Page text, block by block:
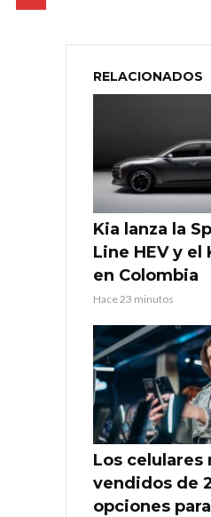
RELACIONADOS
Kia lanza la
Line HEV y el
en Colombia
Hace 23 minutos
Los celulares
vendidos de
opciones para